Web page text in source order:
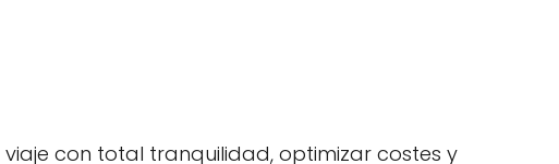
con total tranquilidad, optimizar costes y